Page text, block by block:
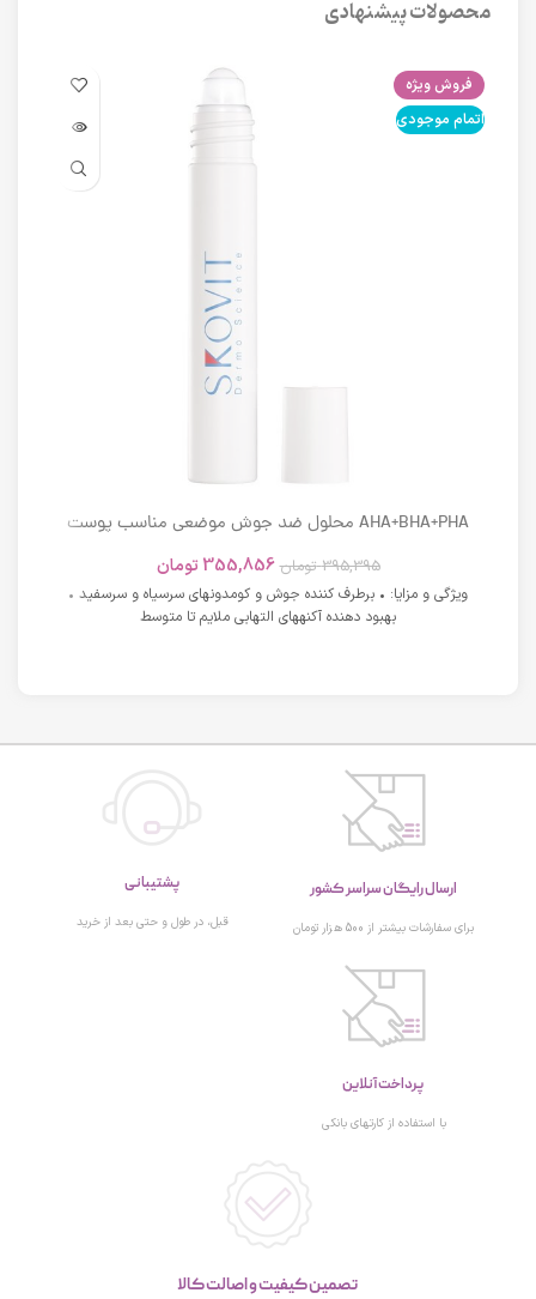
محصولات پیشنهادی
فروش ویژه
اتمام موجودی
AHA+BHA+PHA محلول ضد جوش موضعی مناسب پوست
395,395 تومان 355,856 تومان
ویژگی و مزایا: • برطرف کننده جوش و کومدونهای سرسیاه و سرسفید •
بهبود دهنده آکنههای التهابی ملایم تا متوسط
ارسال رایگان سراسر کشور
برای سفارشات بیشتر از 500 هزار تومان
پشتیبانی
قبل، در طول و حتی بعد از خرید
پرداخت آنلاین
با استفاده از کارتهای بانکی
تصمین کیفیت و اصالت کالا